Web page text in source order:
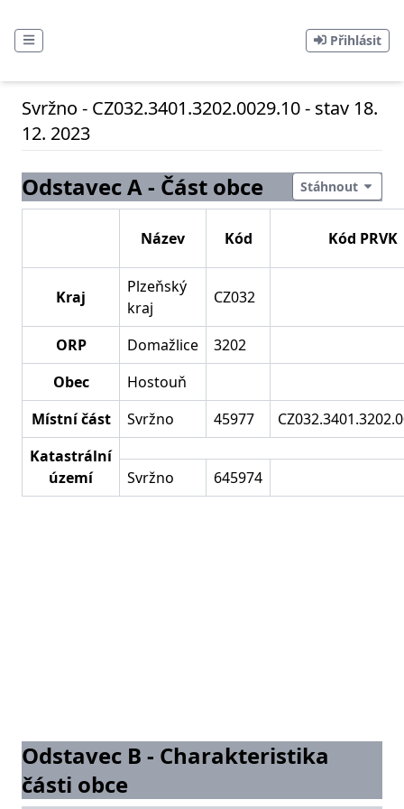
Přihlásit
Svržno - CZ032.3401.3202.0029.10 - stav 18.
12. 2023
Odstavec A - Část obce Stáhnout
Název Kód Kód PRVK
Kraj
Plzeňský
kraj
CZ032
ORP Domažlice
3202
Obec
Hostouň
Místní část
Svržno 45977
Katastrální
území
Svržno 645974
Odstavec B - Charakteristika
části obce